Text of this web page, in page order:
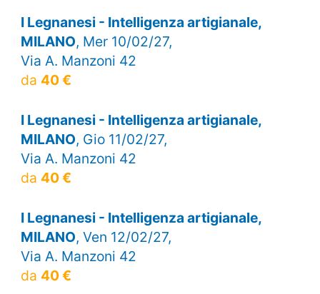
I Legnanesi - Intelligenza artigianale,
MILANO, Mer 10/02/27,
Via A. Manzoni 42
da 40 €
I Legnanesi - Intelligenza artigianale,
MILANO, Gio 11/02/27,
Via A. Manzoni 42
da 40 €
I Legnanesi - Intelligenza artigianale,
MILANO, Ven 12/02/27,
Via A. Manzoni 42
da 40 €